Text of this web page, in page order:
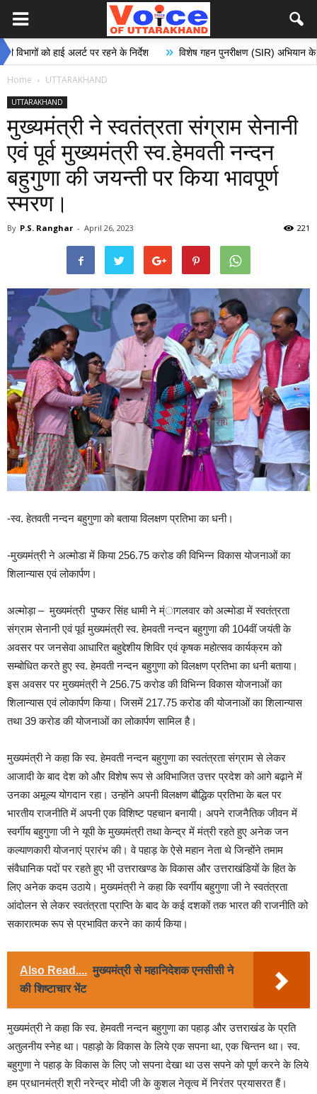
हाई अलर्ट पर रहने के निर्देश » विशेष गहन पुनरीक्षण (SIR) अभियान के अंतर्गत
Home UTTARAKHAND
UTTARAKHAND
मुख्यमंत्री ने स्वतंत्रता संग्राम सेनानी
एवं पूर्व मुख्यमंत्री स्व.हेमवती नन्दन
बहुगुणा की जयन्ती पर किया भावपूर्ण
स्मरण।
By P.S. Ranghar - April 26, 2023 221
-स्व. हेतवती नन्दन बहुगुणा को बताया विलक्षण प्रतिभा का धनी।
-मुख्यमंत्री ने अल्मोडा में किया 256.75 करोड की विभिन्न विकास योजनाओं का
शिलान्यास एवं लोकार्पण।
अल्मोड़ा – मुख्यमंत्री पुष्कर सिंह धामी ने म्ंागलवार को अल्मोडा में स्वतंत्रता
संग्राम सेनानी एवं पूर्व मुख्यमंत्री स्व. हेमवती नन्दन बहुगुणा की 104वीं जयंती के
अवसर पर जनसेवा आधारित बहुद्देशीय शिविर एवं कृषक महोत्सव कार्यक्रम को
सम्बोधित करते हुए स्व. हेमवती नन्दन बहुगुणा को विलक्षण प्रतिभा का धनी बताया।
इस अवसर पर मुख्यमंत्री ने 256.75 करोड की विभिन्न विकास योजनाओं का
शिलान्यास एवं लोकार्पण किया। जिसमें 217.75 करोड की योजनाओं का शिलान्यास
तथा 39 करोड की योजनाओं का लोकार्पण सामिल है।
मुख्यमंत्री ने कहा कि स्व. हेमवती नन्दन बहुगुणा का स्वतंत्रता संग्राम से लेकर
आजादी के बाद देश को और विशेष रूप से अविभाजित उत्तर प्रदेश को आगे बढ़ाने में
उनका अमूल्य योगदान रहा। उन्होंने अपनी विलक्षण बौद्धिक प्रतिभा के बल पर
भारतीय राजनीति में अपनी एक विशिष्ट पहचान बनायी। अपने राजनैतिक जीवन में
स्वर्गीय बहुगुणा जी ने यूपी के मुख्यमंत्री तथा केन्द्र में मंत्री रहते हुए अनेक जन
कल्याणकारी योजनाएं प्रारंभ की। वे पहाड़ के ऐसे महान नेता थे जिन्होंने तमाम
संवैधानिक पदों पर रहते हुए भी उत्तराखण्ड के विकास और उत्तराखंडियों के हित के
लिए अनेक कदम उठाये। मुख्यमंत्री ने कहा कि स्वर्गीय बहुगुणा जी ने स्वतंत्रता
आंदोलन से लेकर स्वतंत्रता प्राप्ति के बाद के कई दशकों तक भारत की राजनीति को
सकारात्मक रूप से प्रभावित करने का कार्य किया।
Also Read.... मुख्यमंत्री से महानिदेशक एनसीसी ने
की शिष्टाचार भेंट
मुख्यमंत्री ने कहा कि स्व. हेमवती नन्दन बहुगुणा का पहाड़ और उत्तराखंड के प्रति
अतुलनीय स्नेह था। पहाड़ो के विकास के लिये एक सपना था, एक चिन्तन था। स्व.
बहुगुणा ने पहाड़ के विकास के लिए जो सपना देखा था उस सपने को पूर्ण करने के लिये
हम प्रधानमंत्री श्री नरेन्द्र मोदी जी के कुशल नेतृत्व में निरंतर प्रयासरत हैं।